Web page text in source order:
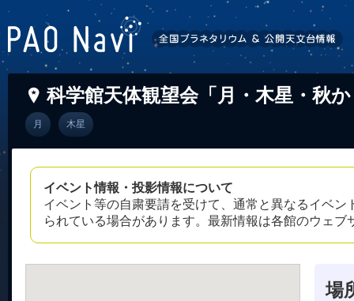
科学館天体観望会「月・木星・秋
月 木星
イベント情報・投影情報について
イベント等の自粛要請を受けて、通常と異なるイベ
られている場合があります。最新情報は各館のウェ
場